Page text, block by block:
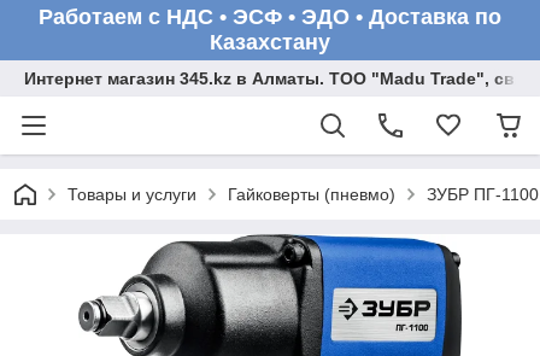
Работаем с НДС • ЭСФ • ЭДО • Доставка по
Казахстану
Интернет магазин 345.kz в Алматы. ТОО "Madu Trade",
Товары и услуги Гайковерты (пневмо) ЗУБР ПГ-